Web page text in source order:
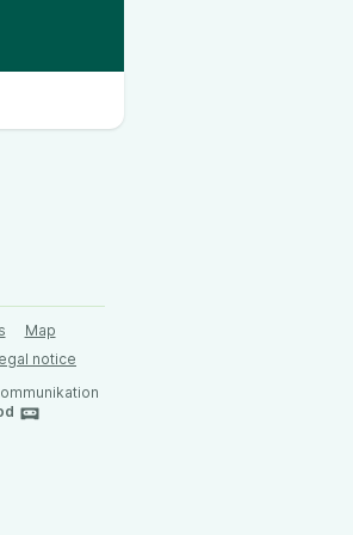
Map
notice